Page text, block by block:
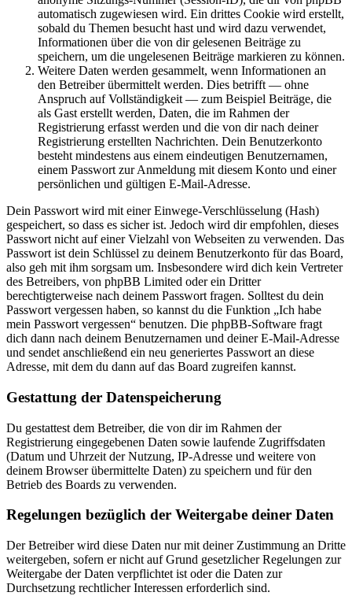
automatisch zugewiesen wird. Ein drittes Cookie wird erstellt,
sobald du Themen besucht hast und wird dazu verwendet,
Informationen über die von dir gelesenen Beiträge zu
speichern, um die ungelesenen Beiträge markieren zu können.
Weitere Daten werden gesammelt, wenn Informationen an
den Betreiber übermittelt werden. Dies betrifft — ohne
Anspruch auf Vollständigkeit — zum Beispiel Beiträge, die
als Gast erstellt werden, Daten, die im Rahmen der
Registrierung erfasst werden und die von dir nach deiner
Registrierung erstellten Nachrichten. Dein Benutzerkonto
besteht mindestens aus einem eindeutigen Benutzernamen,
einem Passwort zur Anmeldung mit diesem Konto und einer
persönlichen und gültigen E-Mail-Adresse.
Dein Passwort wird mit einer Einwege-Verschlüsselung (Hash)
gespeichert, so dass es sicher ist. Jedoch wird dir empfohlen, dieses
Passwort nicht auf einer Vielzahl von Webseiten zu verwenden. Das
Passwort ist dein Schlüssel zu deinem Benutzerkonto für das Board,
also geh mit ihm sorgsam um. Insbesondere wird dich kein Vertreter
des Betreibers, von phpBB Limited oder ein Dritter
berechtigterweise nach deinem Passwort fragen. Solltest du dein
Passwort vergessen haben, so kannst du die Funktion „Ich habe
mein Passwort vergessen“ benutzen. Die phpBB-Software fragt
dich dann nach deinem Benutzernamen und deiner E-Mail-Adresse
und sendet anschließend ein neu generiertes Passwort an diese
Adresse, mit dem du dann auf das Board zugreifen kannst.
Gestattung der Datenspeicherung
Du gestattest dem Betreiber, die von dir im Rahmen der
Registrierung eingegebenen Daten sowie laufende Zugriffsdaten
(Datum und Uhrzeit der Nutzung, IP-Adresse und weitere von
deinem Browser übermittelte Daten) zu speichern und für den
Betrieb des Boards zu verwenden.
Regelungen bezüglich der Weitergabe deiner Daten
Der Betreiber wird diese Daten nur mit deiner Zustimmung an Dritte
weitergeben, sofern er nicht auf Grund gesetzlicher Regelungen zur
Weitergabe der Daten verpflichtet ist oder die Daten zur
Durchsetzung rechtlicher Interessen erforderlich sind.